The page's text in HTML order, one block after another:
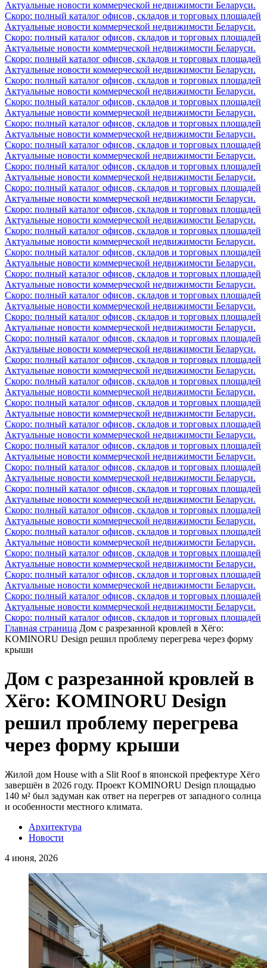
Актуальные новости коммерческой недвижимости Беларуси.
Скоро: полный каталог офисов, складов и торговых площадей
Актуальные новости коммерческой недвижимости Беларуси.
Скоро: полный каталог офисов, складов и торговых площадей
Актуальные новости коммерческой недвижимости Беларуси.
Скоро: полный каталог офисов, складов и торговых площадей
Актуальные новости коммерческой недвижимости Беларуси.
Скоро: полный каталог офисов, складов и торговых площадей
Актуальные новости коммерческой недвижимости Беларуси.
Скоро: полный каталог офисов, складов и торговых площадей
Актуальные новости коммерческой недвижимости Беларуси.
Скоро: полный каталог офисов, складов и торговых площадей
Актуальные новости коммерческой недвижимости Беларуси.
Скоро: полный каталог офисов, складов и торговых площадей
Актуальные новости коммерческой недвижимости Беларуси.
Скоро: полный каталог офисов, складов и торговых площадей
Актуальные новости коммерческой недвижимости Беларуси.
Скоро: полный каталог офисов, складов и торговых площадей
Актуальные новости коммерческой недвижимости Беларуси.
Скоро: полный каталог офисов, складов и торговых площадей
Актуальные новости коммерческой недвижимости Беларуси.
Скоро: полный каталог офисов, складов и торговых площадей
Актуальные новости коммерческой недвижимости Беларуси.
Скоро: полный каталог офисов, складов и торговых площадей
Актуальные новости коммерческой недвижимости Беларуси.
Скоро: полный каталог офисов, складов и торговых площадей
Актуальные новости коммерческой недвижимости Беларуси.
Скоро: полный каталог офисов, складов и торговых площадей
Актуальные новости коммерческой недвижимости Беларуси.
Скоро: полный каталог офисов, складов и торговых площадей
Актуальные новости коммерческой недвижимости Беларуси.
Скоро: полный каталог офисов, складов и торговых площадей
Актуальные новости коммерческой недвижимости Беларуси.
Скоро: полный каталог офисов, складов и торговых площадей
Актуальные новости коммерческой недвижимости Беларуси.
Скоро: полный каталог офисов, складов и торговых площадей
Актуальные новости коммерческой недвижимости Беларуси.
Скоро: полный каталог офисов, складов и торговых площадей
Актуальные новости коммерческой недвижимости Беларуси.
Скоро: полный каталог офисов, складов и торговых площадей
Актуальные новости коммерческой недвижимости Беларуси.
Скоро: полный каталог офисов, складов и торговых площадей
Актуальные новости коммерческой недвижимости Беларуси.
Скоро: полный каталог офисов, складов и торговых площадей
Актуальные новости коммерческой недвижимости Беларуси.
Скоро: полный каталог офисов, складов и торговых площадей
Актуальные новости коммерческой недвижимости Беларуси.
Скоро: полный каталог офисов, складов и торговых площадей
Актуальные новости коммерческой недвижимости Беларуси.
Скоро: полный каталог офисов, складов и торговых площадей
Актуальные новости коммерческой недвижимости Беларуси.
Скоро: полный каталог офисов, складов и торговых площадей
Актуальные новости коммерческой недвижимости Беларуси.
Скоро: полный каталог офисов, складов и торговых площадей
Актуальные новости коммерческой недвижимости Беларуси.
Скоро: полный каталог офисов, складов и торговых площадей
Актуальные новости коммерческой недвижимости Беларуси.
Скоро: полный каталог офисов, складов и торговых площадей
Главная страница Дом с разрезанной кровлей в Хёго:
KOMINORU Design решил проблему перегрева через форму
крыши
Дом с разрезанной кровлей в
Хёго: KOMINORU Design
решил проблему перегрева
через форму крыши
Жилой дом House with a Slit Roof в японской префектуре Хёго
завершён в 2026 году. Проект KOMINORU Design площадью
140 м² был задуман как ответ на перегрев от западного солнца
и особенности местного климата.
Архитектура
Новости
4 июня, 2026